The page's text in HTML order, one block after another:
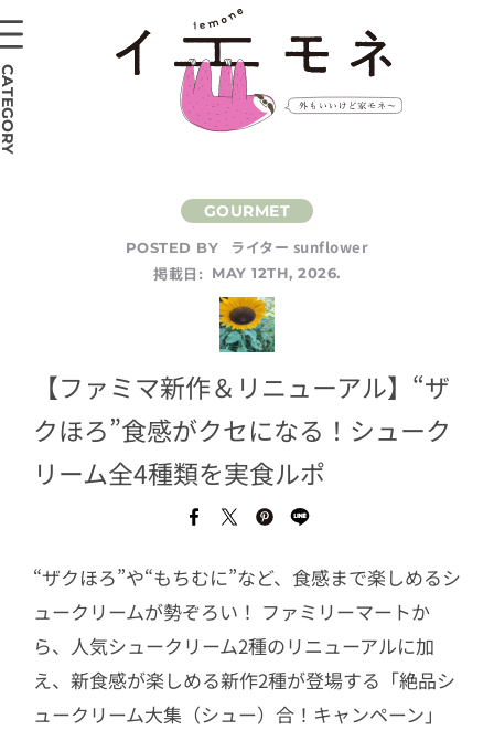
POSTED BY
ライター sunflower
掲載日:
MAY 12TH, 2026.
【ファミマ新作＆リニューアル】“ザ
クほろ”食感がクセになる！シューク
リーム全4種類を実食ルポ
“ザクほろ”や“もちむに”など、食感まで楽しめるシ
ュークリームが勢ぞろい！ ファミリーマートか
ら、人気シュークリーム2種のリニューアルに加
え、新食感が楽しめる新作2種が登場する「絶品シ
ュークリーム大集（シュー）合！キャンペーン」